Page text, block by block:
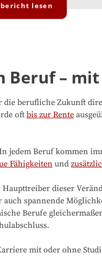
lesen
Beruf –
berufliche Zukunft
oft bis zur Rente
jedem Beruf kommen
Fähigkeiten und
dieser
spannende
Berufe
mit oder ohne